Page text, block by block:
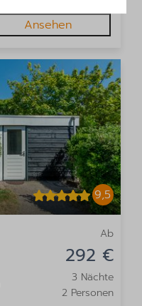
Ansehen
9,5
Ab
292 €
3 Nächte
2 Personen